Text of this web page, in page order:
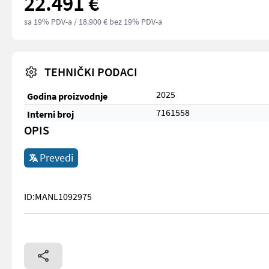
sa 19% PDV-a / 18.900 € bez 19% PDV-a
TEHNIČKI PODACI
Godina proizvodnje
2025
Interni broj
7161558
OPIS
Prevedi
ID:MANL1092975
ID:MANL1092975